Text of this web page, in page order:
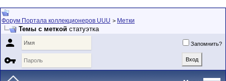
Форум Портала коллекционеров UUU > Метки
Темы с меткой статуэтка
 Запомнить?
